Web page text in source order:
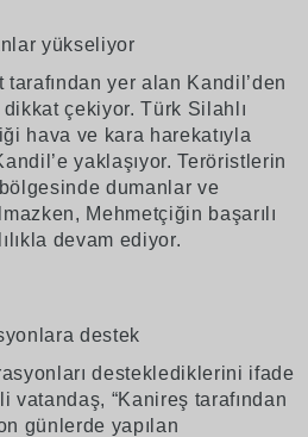
yükseliyor
yer alan Kandil’den
çekiyor. Türk Silahlı
hava ve kara harekatıyla
yaklaşıyor. Teröristlerin
dumanlar ve
Mehmetçiğin başarılı
devam ediyor.
destek
desteklediklerini ifade
vatandaş, “Kanireş tarafından
günlerde yapılan